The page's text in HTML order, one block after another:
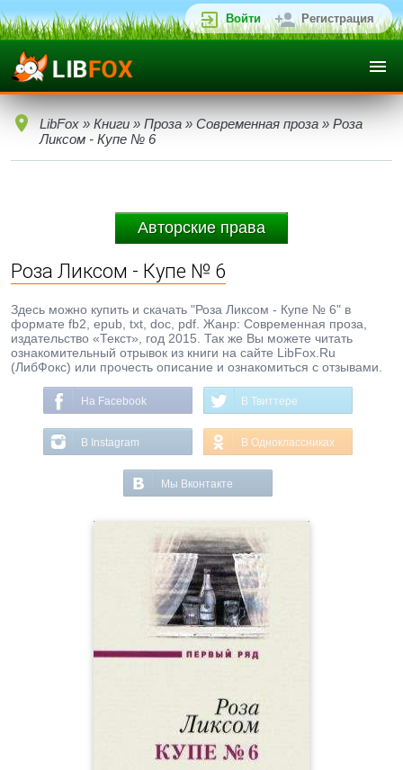
Войти Регистрация
LibFox » Книги » Проза » Современная проза » Роза
Ликсом - Купе № 6
Авторские права
Роза Ликсом - Купе № 6
Здесь можно купить и скачать "Роза Ликсом - Купе № 6" в
формате fb2, epub, txt, doc, pdf. Жанр: Современная проза,
издательство «Текст», год 2015. Так же Вы можете читать
ознакомительный отрывок из книги на сайте LibFox.Ru
(ЛибФокс) или прочесть описание и ознакомиться с отзывами.
На Facebook В Твиттере
В Instagram В Одноклассниках
Мы Вконтакте